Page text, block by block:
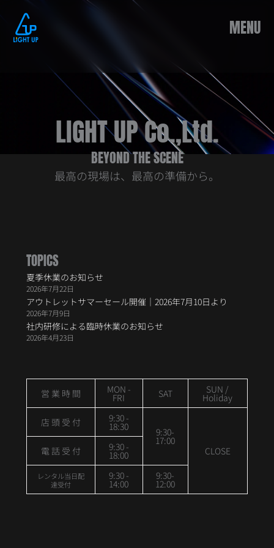
MENU
LIGHT UP Co.,Ltd.
BEYOND THE SCENE
最高の現場は、最高の準備から。
TOPICS
夏季休業のお知らせ
2026年7月22日
アウトレットサマーセール開催｜2026年7月10日より
2026年7月9日
社内研修による臨時休業のお知らせ
2026年4月23日
営 業 時 間 MON -
FRI SAT SUN /
Holiday
店 頭 受 付
9:30 -
18:30 9:30-
17:00
CLOSE
電 話 受 付 9:30 -
18:00
レンタル当日配
達受付
9:30 -
14:00
9:30-
12:00